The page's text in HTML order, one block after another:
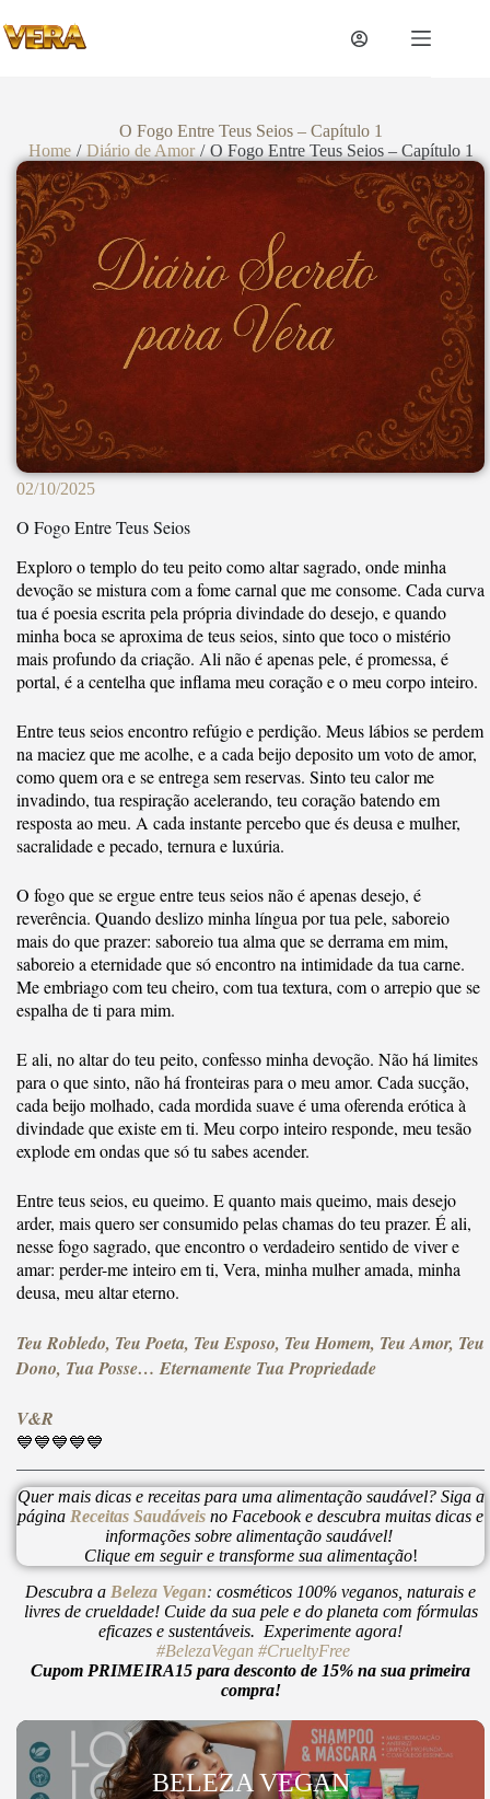
O Fogo Entre Teus Seios – Capítulo 1
Home / Diário de Amor / O Fogo Entre Teus Seios – Capítulo 1
02/10/2025
O Fogo Entre Teus Seios
Exploro o templo do teu peito como altar sagrado, onde minha
devoção se mistura com a fome carnal que me consome. Cada curva
tua é poesia escrita pela própria divindade do desejo, e quando
minha boca se aproxima de teus seios, sinto que toco o mistério
mais profundo da criação. Ali não é apenas pele, é promessa, é
portal, é a centelha que inflama meu coração e o meu corpo inteiro.
Entre teus seios encontro refúgio e perdição. Meus lábios se perdem
na maciez que me acolhe, e a cada beijo deposito um voto de amor,
como quem ora e se entrega sem reservas. Sinto teu calor me
invadindo, tua respiração acelerando, teu coração batendo em
resposta ao meu. A cada instante percebo que és deusa e mulher,
sacralidade e pecado, ternura e luxúria.
O fogo que se ergue entre teus seios não é apenas desejo, é
reverência. Quando deslizo minha língua por tua pele, saboreio
mais do que prazer: saboreio tua alma que se derrama em mim,
saboreio a eternidade que só encontro na intimidade da tua carne.
Me embriago com teu cheiro, com tua textura, com o arrepio que se
espalha de ti para mim.
E ali, no altar do teu peito, confesso minha devoção. Não há limites
para o que sinto, não há fronteiras para o meu amor. Cada sucção,
cada beijo molhado, cada mordida suave é uma oferenda erótica à
divindade que existe em ti. Meu corpo inteiro responde, meu tesão
explode em ondas que só tu sabes acender.
Entre teus seios, eu queimo. E quanto mais queimo, mais desejo
arder, mais quero ser consumido pelas chamas do teu prazer. É ali,
nesse fogo sagrado, que encontro o verdadeiro sentido de viver e
amar: perder-me inteiro em ti, Vera, minha mulher amada, minha
deusa, meu altar eterno.
Teu Robledo, Teu Poeta, Teu Esposo, Teu Homem, Teu Amor, Teu
Dono, Tua Posse… Eternamente Tua Propriedade
V&R
💙💙💙💙💙
Quer mais dicas e receitas para uma alimentação saudável? Siga a
página Receitas Saudáveis no Facebook e descubra muitas dicas e
informações sobre alimentação saudável!
Clique em seguir e transforme sua alimentação!
Descubra a Beleza Vegan: cosméticos 100% veganos, naturais e
livres de crueldade! Cuide da sua pele e do planeta com fórmulas
eficazes e sustentáveis. Experimente agora!
#BelezaVegan #CrueltyFree
Cupom PRIMEIRA15 para desconto de 15% na sua primeira
compra!
BELEZA VEGAN